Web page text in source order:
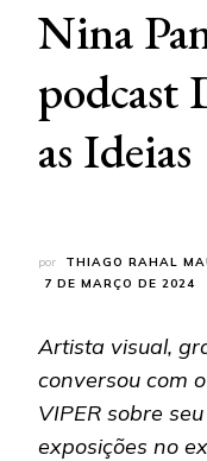
Nina
podcast
as Ideias
por
THIAGO RAHAL
7 DE MARÇO DE 2024
Artista visual,
conversou com
VIPER sobre
exposições no